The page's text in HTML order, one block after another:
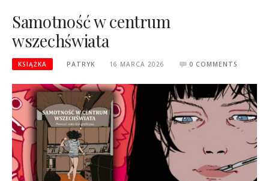
Samotność w centrum
wszechświata
KSIĄŻKA PATRYK 16 MARCA 2026 0 COMMENTS